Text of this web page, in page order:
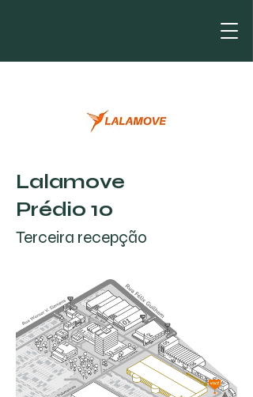
Lalamove
Prédio 10
Terceira recepção